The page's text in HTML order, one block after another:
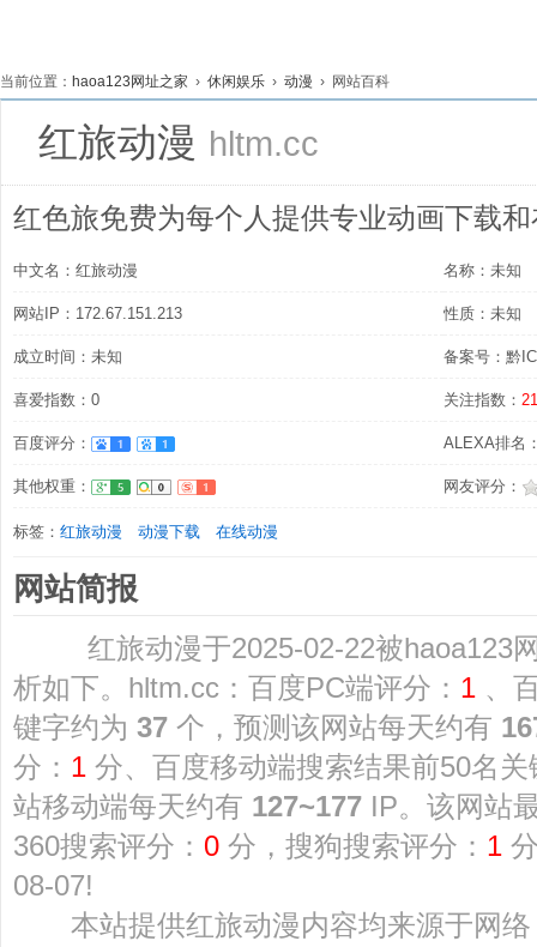
当前位置： haoa123网址之家 › 休闲娱乐 › 动漫 › 网站百科
红旅动漫 hltm.cc
红色旅免费为每个人提供专业动画下载
中文名：红旅动漫 名称：未知
网站IP：172.67.151.213 性质：未知
成立时间：未知 备案号：黔
喜爱指数：0 关注指数：
百度评分： ALEXA排名
其他权重： 网友评分：
标签： 红旅动漫 动漫下载 在线动漫
网站简报
红旅动漫于2025-02-22被haoa123网
析如下。hltm.cc：百度PC端评分： 1 、
键字约为 37 个，预测该网站每天约有
分： 1 分、百度移动端搜索结果前50名
站移动端每天约有 127~177 IP。该网站
360搜索评分： 0 分，搜狗搜索评分： 1
08-07!
本站提供红旅动漫内容均来源于网络